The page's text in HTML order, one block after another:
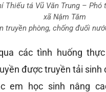
Thiếu tá Vũ Văn Trung – Phó
xã Nậm Tăm
truyền phòng, chống đuối
các tình huống
được truyền tải sinh
em học sinh nâng